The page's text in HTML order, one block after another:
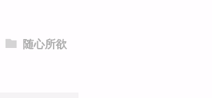
c
e
随心所欲